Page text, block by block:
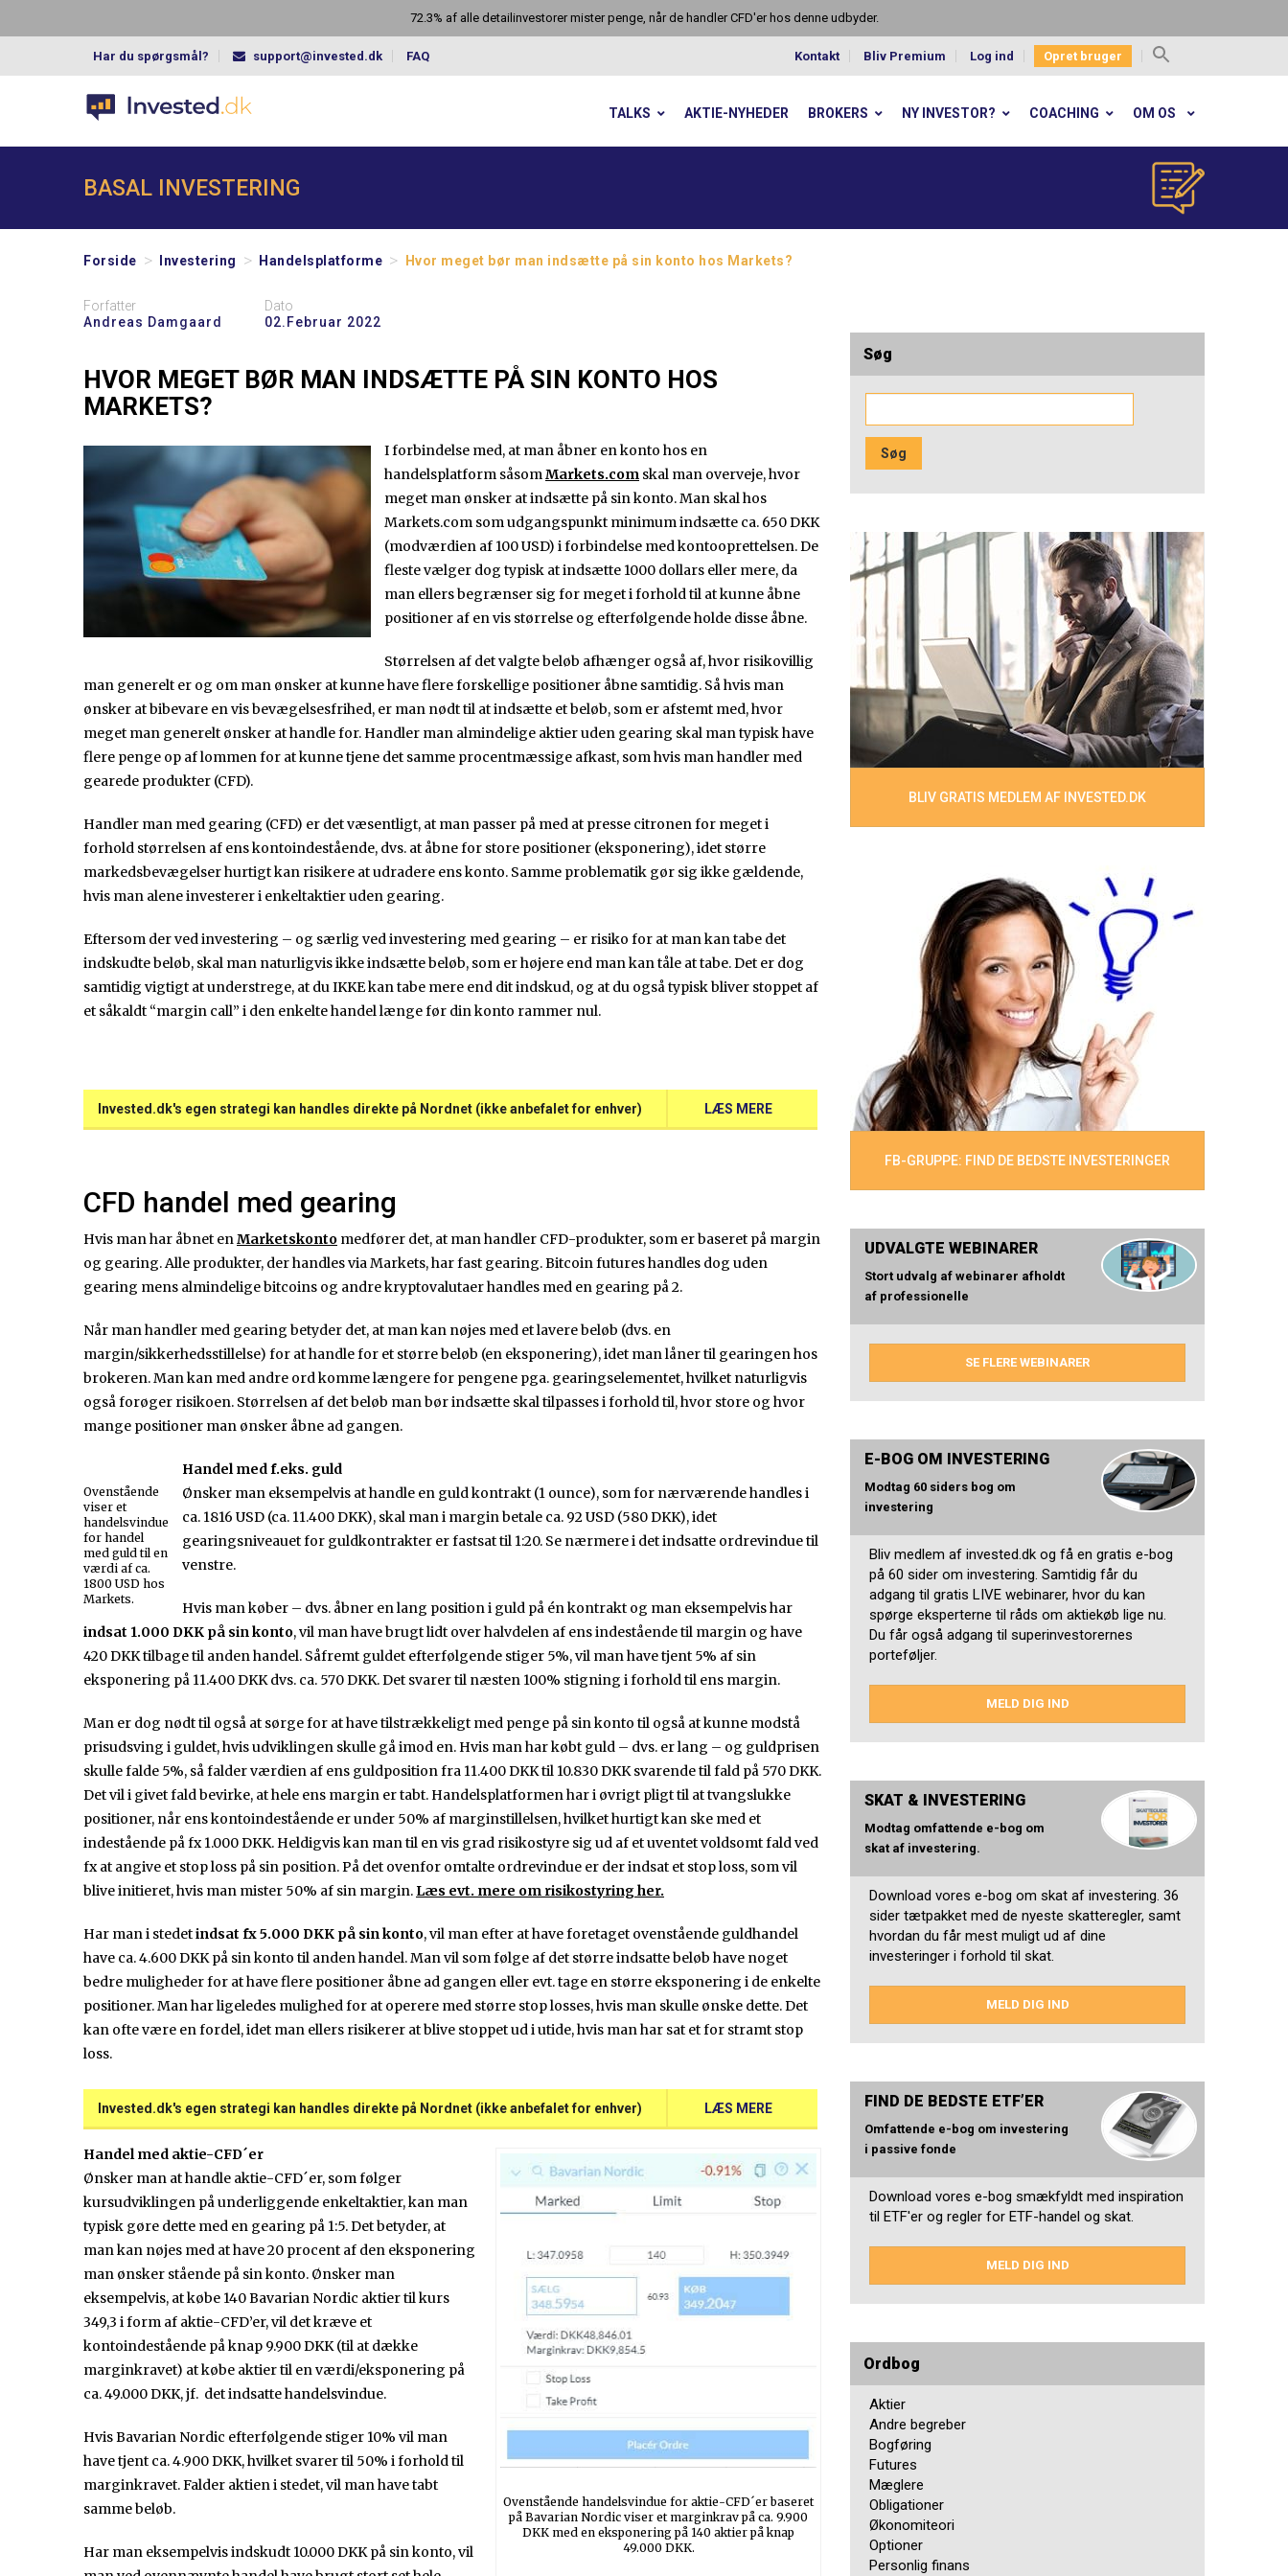
72.3% af alle detailinvestorer mister penge, når de handler CFD'er hos denne udbyder.
Har du spørgsmål? support@invested.dk FAQ Kontakt Bliv Premium Log ind Opret bruger
TALKS AKTIE-NYHEDER BROKERS NY INVESTOR? COACHING OM OS
BASAL INVESTERING
Forside > Investering > Handelsplatforme > Hvor meget bør man indsætte på sin konto hos Markets?
Forfatter
Andreas Damgaard
Dato
02.februar 2022
HVOR MEGET BØR MAN INDSÆTTE PÅ SIN KONTO HOS
MARKETS?
I forbindelse med, at man åbner en konto hos en
handelsplatform såsomMarkets.com skal man overveje, hvor
meget man ønsker at indsætte på sin konto. Man skal hos
Markets.com som udgangspunkt minimum indsætte ca. 650 DKK
(modværdien af 100 USD) i forbindelse med kontooprettelsen. De
fleste vælger dog typisk at indsætte 1000 dollars eller mere, da
man ellers begrænser sig for meget i forhold til at kunne åbne
positioner af en vis størrelse og efterfølgende holde disse åbne.
Størrelsen af det valgte beløb afhænger også af, hvor risikovillig
man generelt er og om man ønsker at kunne have flere forskellige positioner åbne samtidig. Så hvis man
ønsker at bibevare en vis bevægelsesfrihed, er man nødt til at indsætte et beløb, som er afstemt med, hvor
meget man generelt ønsker at handle for. Handler man almindelige aktier uden gearing skal man typisk have
flere penge op af lommen for at kunne tjene det samme procentmæssige afkast, som hvis man handler med
gearede produkter (CFD).
Handler man med gearing (CFD) er det væsentligt, at man passer på med at presse citronen for meget i
forhold størrelsen af ens kontoindestående, dvs. at åbne for store positioner (eksponering), idet større
markedsbevægelser hurtigt kan risikere at udradere ens konto. Samme problematik gør sig ikke gældende,
hvis man alene investerer i enkeltaktier uden gearing.
Eftersom der ved investering – og særlig ved investering med gearing – er risiko for at man kan tabe det
indskudte beløb, skal man naturligvis ikke indsætte beløb, som er højere end man kan tåle at tabe. Det er dog
samtidig vigtigt at understrege, at du IKKE kan tabe mere end dit indskud, og at du også typisk bliver stoppet af
et såkaldt “margin call” i den enkelte handel længe før din konto rammer nul.
Invested.dk's egen strategi kan handles direkte på Nordnet (ikke anbefalet for enhver) LÆS MERE
CFD handel med gearing
Hvis man har åbnet enMarketskonto medfører det, at man handler CFD-produkter, som er baseret på margin
og gearing. Alle produkter, der handles via Markets, har fast gearing. Bitcoin futures handles dog uden
gearing mens almindelige bitcoins og andre kryptovalutaer handles med en gearing på 2.
Når man handler med gearing betyder det, at man kan nøjes med et lavere beløb (dvs. en
margin/sikkerhedsstillelse) for at handle for et større beløb (en eksponering), idet man låner til gearingen hos
brokeren. Man kan med andre ord komme længere for pengene pga. gearingselementet, hvilket naturligvis
også forøger risikoen. Størrelsen af det beløb man bør indsætte skal tilpasses i forhold til, hvor store og hvor
mange positioner man ønsker åbne ad gangen.
Ovenstående
viser et
handelsvindue
for handel
med guld til en
værdi af ca.
1800 USD hos
Markets.
Handel med f.eks. guld
Ønsker man eksempelvis at handle en guld kontrakt (1 ounce), som for nærværende handles i
ca. 1816 USD (ca. 11.400 DKK), skal man i margin betale ca. 92 USD (580 DKK), idet
gearingsniveauet for guldkontrakter er fastsat til 1:20. Se nærmere i det indsatte ordrevindue til
venstre.
Hvis man køber – dvs. åbner en lang position i guld på én kontrakt og man eksempelvis har
indsat 1.000 DKK på sin konto, vil man have brugt lidt over halvdelen af ens indestående til margin og have
420 DKK tilbage til anden handel. Såfremt guldet efterfølgende stiger 5%, vil man have tjent 5% af sin
eksponering på 11.400 DKK dvs. ca. 570 DKK. Det svarer til næsten 100% stigning i forhold til ens margin.
Man er dog nødt til også at sørge for at have tilstrækkeligt med penge på sin konto til også at kunne modstå
prisudsving i guldet, hvis udviklingen skulle gå imod en. Hvis man har købt guld – dvs. er lang – og guldprisen
skulle falde 5%, så falder værdien af ens guldposition fra 11.400 DKK til 10.830 DKK svarende til fald på 570 DKK.
Det vil i givet fald bevirke, at hele ens margin er tabt. Handelsplatformen har i øvrigt pligt til at tvangslukke
positioner, når ens kontoindestående er under 50% af marginstillelsen, hvilket hurtigt kan ske med et
indestående på fx 1.000 DKK. Heldigvis kan man til en vis grad risikostyre sig ud af et uventet voldsomt fald ved
fx at angive et stop loss på sin position. På det ovenfor omtalte ordrevindue er der indsat et stop loss, som vil
blive initieret, hvis man mister 50% af sin margin. Læs evt. mere om risikostyring her.
Har man i stedetindsat fx 5.000 DKK på sin konto, vil man efter at have foretaget ovenstående guldhandel
have ca. 4.600 DKK på sin konto til anden handel. Man vil som følge af det større indsatte beløb have noget
bedre muligheder for at have flere positioner åbne ad gangen eller evt. tage en større eksponering i de enkelte
positioner. Man har ligeledes mulighed for at operere med større stop losses, hvis man skulle ønske dette. Det
kan ofte være en fordel, idet man ellers risikerer at blive stoppet ud i utide, hvis man har sat et for stramt stop
loss.
Invested.dk's egen strategi kan handles direkte på Nordnet (ikke anbefalet for enhver) LÆS MERE
Ovenstående handelsvindue for aktie-CFD´er baseret
på Bavarian Nordic viser et marginkrav på ca. 9.900
DKK med en eksponering på 140 aktier på knap
49.000 DKK.
Handel med aktie-CFD´er
Ønsker man at handle aktie-CFD´er, som følger
kursudviklingen på underliggende enkeltaktier, kan man
typisk gøre dette med en gearing på 1:5. Det betyder, at
man kan nøjes med at have 20 procent af den eksponering
man ønsker stående på sin konto. Ønsker man
eksempelvis, at købe 140 Bavarian Nordic aktier til kurs
349,3 i form af aktie-CFD’er, vil det kræve et
kontoindestående på knap 9.900 DKK (til at dække
marginkravet) at købe aktier til en værdi/eksponering på
ca. 49.000 DKK, jf. det indsatte handelsvindue.
Hvis Bavarian Nordic efterfølgende stiger 10% vil man
have tjent ca. 4.900 DKK, hvilket svarer til 50% i forhold til
marginkravet. Falder aktien i stedet, vil man have tabt
samme beløb.
Har man eksempelvis indskudt 10.000 DKK på sin konto, vil
Søg
BLIV GRATIS MEDLEM AF INVESTED.DK
FB-GRUPPE: FIND DE BEDSTE INVESTERINGER
UDVALGTE WEBINARER
Stort udvalg af webinarer afholdt
af professionelle
SE FLERE WEBINARER
E-BOG OM INVESTERING
Modtag 60 siders bog om
investering
Bliv medlem af invested.dk og få en gratis e-bog
på 60 sider om investering. Samtidig får du
adgang til gratis LIVE webinarer, hvor du kan
spørge eksperterne til råds om aktiekøb lige nu.
Du får også adgang til superinvestorernes
porteføljer.
MELD DIG IND
SKAT & INVESTERING
Modtag omfattende e-bog om
skat af investering.
Download vores e-bog om skat af investering. 36
sider tætpakket med de nyeste skatteregler, samt
hvordan du får mest muligt ud af dine
investeringer i forhold til skat.
MELD DIG IND
FIND DE BEDSTE ETF’ER
Omfattende e-bog om investering
i passive fonde
Download vores e-bog smækfyldt med inspiration
til ETF'er og regler for ETF-handel og skat.
MELD DIG IND
Ordbog
Aktier
Andre begreber
Bogføring
Futures
Mæglere
Obligationer
Økonomiteori
Optioner
Personlig finans